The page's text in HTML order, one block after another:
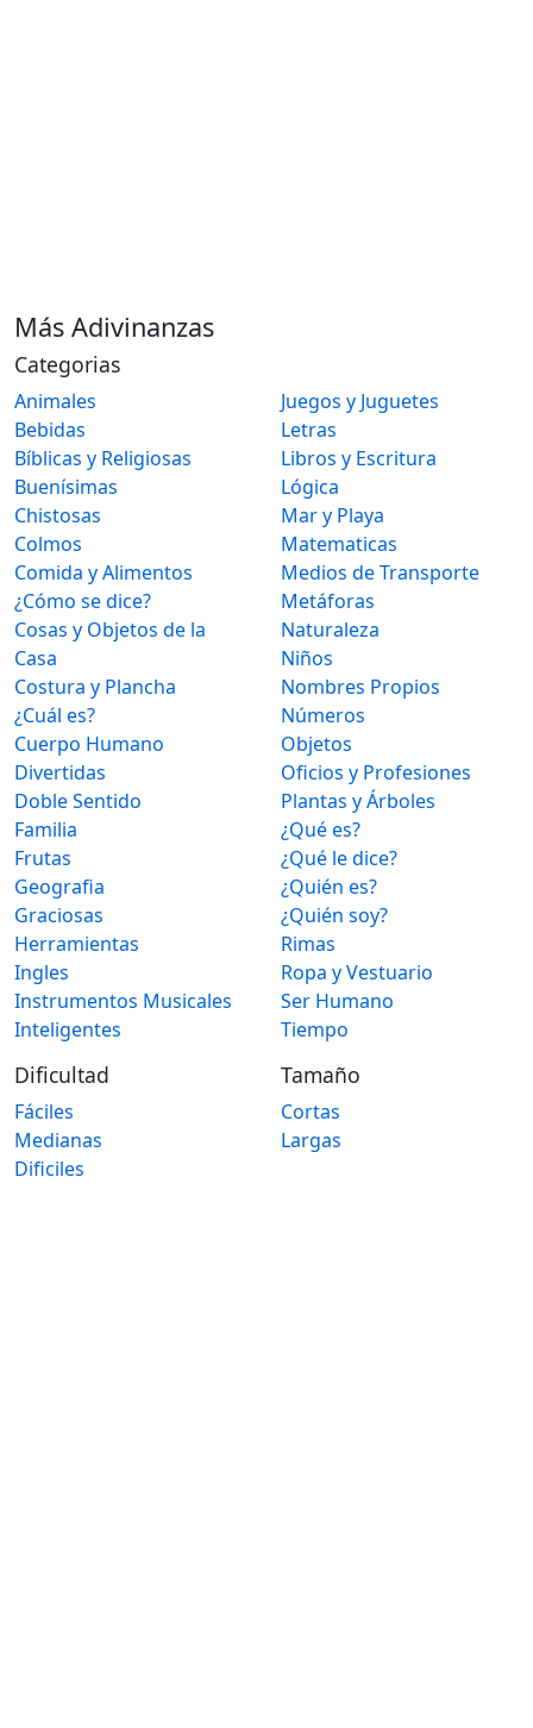
Más Adivinanzas
Categorias
Animales
Bebidas
Bíblicas y Religiosas
Buenísimas
Chistosas
Colmos
Comida y Alimentos
¿Cómo se dice?
Cosas y Objetos de la
Casa
Costura y Plancha
¿Cuál es?
Cuerpo Humano
Divertidas
Doble Sentido
Familia
Frutas
Geografia
Graciosas
Herramientas
Ingles
Instrumentos Musicales
Inteligentes
Juegos y Juguetes
Letras
Libros y Escritura
Lógica
Mar y Playa
Matematicas
Medios de Transporte
Metáforas
Naturaleza
Niños
Nombres Propios
Números
Objetos
Oficios y Profesiones
Plantas y Árboles
¿Qué es?
¿Qué le dice?
¿Quién es?
¿Quién soy?
Rimas
Ropa y Vestuario
Ser Humano
Tiempo
Dificultad
Fáciles
Medianas
Dificiles
Tamaño
Cortas
Largas